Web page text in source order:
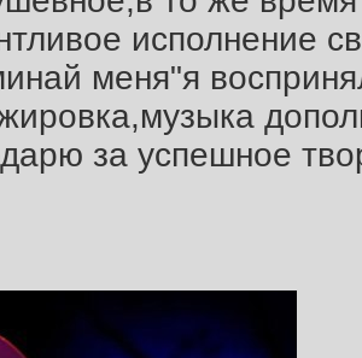
исполнение
меня"я
за успешное